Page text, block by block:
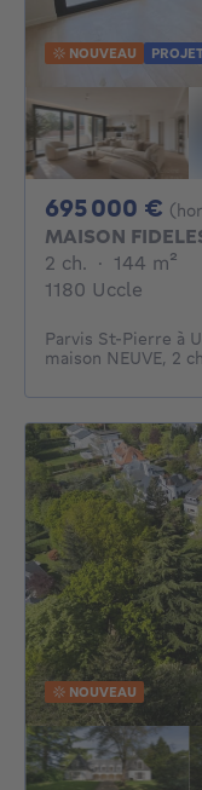
NOUVEAU
695 000 €
MAISON
2 ch. 2 chambres
· 144 m²
1180 Uccle
Parvis St-Pierre à
maison NEUVE, 2
NOUVEAU